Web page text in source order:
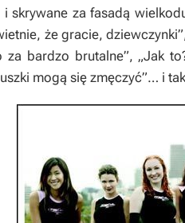
skrywane za fasadą
że gracie,
za bardzo brutalne”, „Jak
mogą się zmęczyć”… i